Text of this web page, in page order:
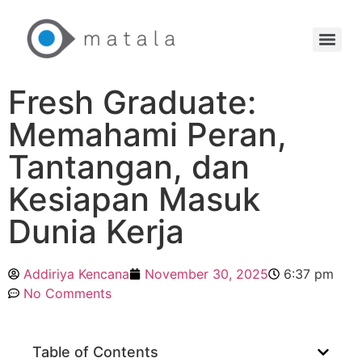
Fresh Graduate:
Memahami Peran,
Tantangan, dan
Kesiapan Masuk
Dunia Kerja
Addiriya Kencana November 30, 2025
6:37 pm
No Comments
Table of Contents